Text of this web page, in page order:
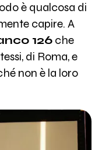
è qualcosa di
capire. A
126che
di Roma, e
non è la loro